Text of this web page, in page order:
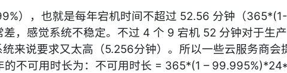
），也就是每年宕机时间不超过 52.56 分钟（365*(1-
，感觉系统不稳定。 不过 4 个 9 宕机 52 分钟对于生
来说要求又太高（5.256分钟）。所以一些云服务商会
的不可用时长为：不可用时长 = 365*(1 –